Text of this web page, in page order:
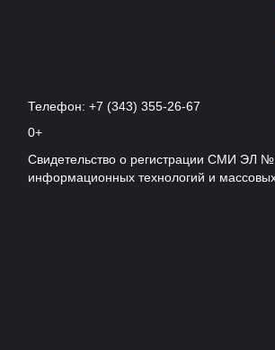
Телефон: +7 (343) 355-26-67
0+
Свидетельство о регистрации СМИ ЭЛ
информационных технологий и